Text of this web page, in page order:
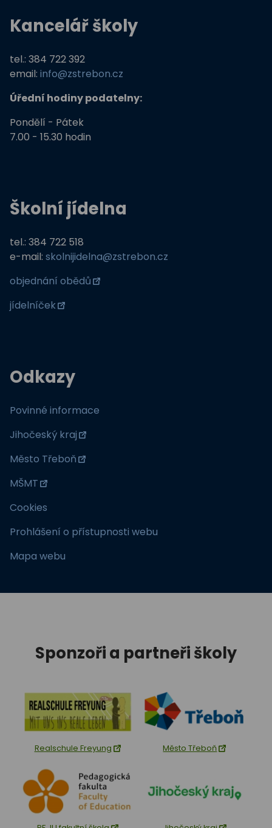
Němčina nekouše
Podpora programů prevence krim
Kancelář školy
tel.: 384 722 392
email: info@zstrebon.cz
Úřední hodiny podatelny:
Pondělí - Pátek
7.00 - 15.30 hodin
Školní jídelna
tel.: 384 722 518
e-mail: skolnijidelna@zstrebon.cz
objednání obědů
jídelníček
Odkazy
Povinné informace
Jihočeský kraj
Město Třeboň
MŠMT
Cookies
Prohlášení o přístupnosti webu
Mapa webu
Sponzoři a partneři školy
Realschule Freyung Město Třeboň